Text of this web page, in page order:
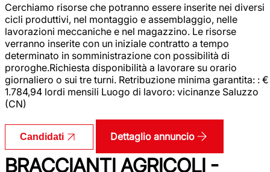
Cerchiamo risorse che potranno essere inserite nei diversi
cicli produttivi, nel montaggio e assemblaggio, nelle
lavorazioni meccaniche e nel magazzino. Le risorse
verranno inserite con un iniziale contratto a tempo
determinato in somministrazione con possibilità di
proroghe.Richiesta disponibilità a lavorare su orario
giornaliero o sui tre turni. Retribuzione minima garantita: : €
1.784,94 lordi mensili Luogo di lavoro: vicinanze Saluzzo
(CN)
Candidati Dettaglio annuncio
BRACCIANTI AGRICOLI -